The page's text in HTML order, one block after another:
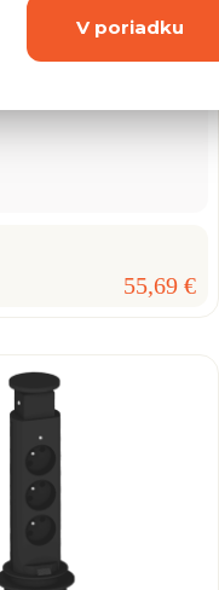
do PD, čierna,
55,69 €
V poriadku